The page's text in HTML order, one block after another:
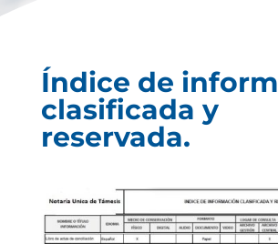
Índice de
clasificada y
reservada.